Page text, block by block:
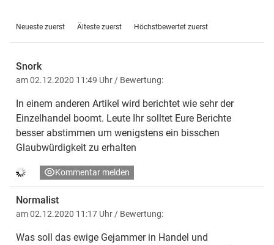
Neueste zuerst Älteste zuerst Höchstbewertet zuerst
Snork
am 02.12.2020 11:49 Uhr / Bewertung:
In einem anderen Artikel wird berichtet wie sehr der
Einzelhandel boomt. Leute Ihr solltet Eure Berichte
besser abstimmen um wenigstens ein bisschen
Glaubwürdigkeit zu erhalten
Kommentar melden
Normalist
am 02.12.2020 11:17 Uhr / Bewertung:
Was soll das ewige Gejammer in Handel und